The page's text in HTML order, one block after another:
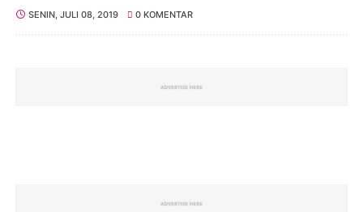
SENIN, JULI 08, 2019 0 KOMENTAR